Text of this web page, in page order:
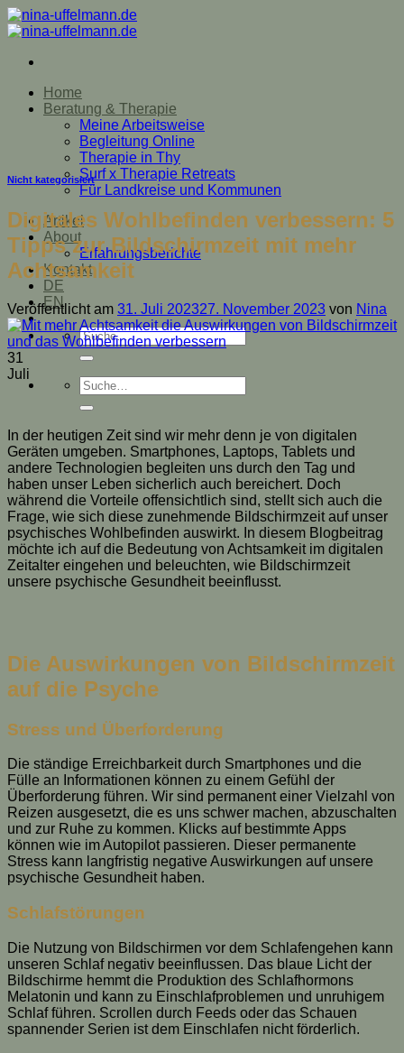
Zum
Inhalt
Home
Beratung & Therapie
Meine Arbeitsweise
Begleitung Online
Therapie in Thy
Surf x Therapie Retreats
Für Landkreise und Kommunen
Artikel
About
Erfahrungsberichte
Kontakt
DE
EN
Suche
nach:
Suche
nach:
Nicht kategorisiert
Digitales Wohlbefinden verbessern: 5
Tipps zur Bildschirmzeit mit mehr
Achtsamkeit
Veröffentlicht am 31. Juli 202327. November 2023 von Nina
31
Juli
In der heutigen Zeit sind wir mehr denn je von digitalen
Geräten umgeben. Smartphones, Laptops, Tablets und
andere Technologien begleiten uns durch den Tag und
haben unser Leben sicherlich auch bereichert. Doch
während die Vorteile offensichtlich sind, stellt sich auch die
Frage, wie sich diese zunehmende Bildschirmzeit auf unser
psychisches Wohlbefinden auswirkt. In diesem Blogbeitrag
möchte ich auf die Bedeutung von Achtsamkeit im digitalen
Zeitalter eingehen und beleuchten, wie Bildschirmzeit
unsere psychische Gesundheit beeinflusst.
Die Auswirkungen von Bildschirmzeit
auf die Psyche
Stress und Überforderung
Die ständige Erreichbarkeit durch Smartphones und die
Fülle an Informationen können zu einem Gefühl der
Überforderung führen. Wir sind permanent einer Vielzahl von
Reizen ausgesetzt, die es uns schwer machen, abzuschalten
und zur Ruhe zu kommen. Klicks auf bestimmte Apps
können wie im Autopilot passieren. Dieser permanente
Stress kann langfristig negative Auswirkungen auf unsere
psychische Gesundheit haben.
Schlafstörungen
Die Nutzung von Bildschirmen vor dem Schlafengehen kann
unseren Schlaf negativ beeinflussen. Das blaue Licht der
Bildschirme hemmt die Produktion des Schlafhormons
Melatonin und kann zu Einschlafproblemen und unruhigem
Schlaf führen. Scrollen durch Feeds oder das Schauen
spannender Serien ist dem Einschlafen nicht förderlich.